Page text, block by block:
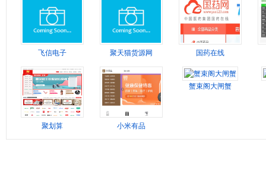
飞信电子 聚天猫货源网 国药在线
聚划算 小米有品
蟹束阁大闸蟹